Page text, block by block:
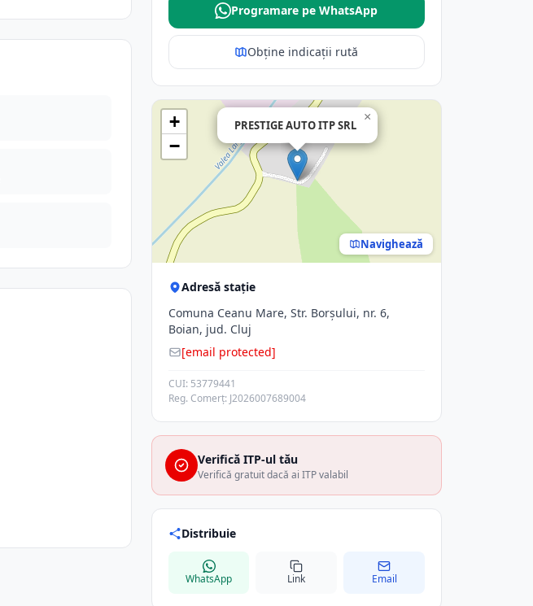
Programare pe WhatsApp
Obține indicații rută
PRESTIGE AUTO ITP SRL
×
+
−
Navighează
Adresă stație
Comuna Ceanu Mare, Str. Borşului, nr. 6,
Boian, jud. Cluj
[email protected]
CUI: 53779441
Reg. Comerț: J2026007689004
Verifică ITP-ul tău
Verifică gratuit dacă ai ITP valabil
Distribuie
WhatsApp Link Email